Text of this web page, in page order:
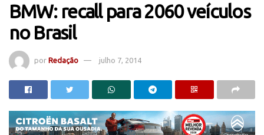
BMW: recall para 2060 veículos
no Brasil
por Redação julho 7, 2014